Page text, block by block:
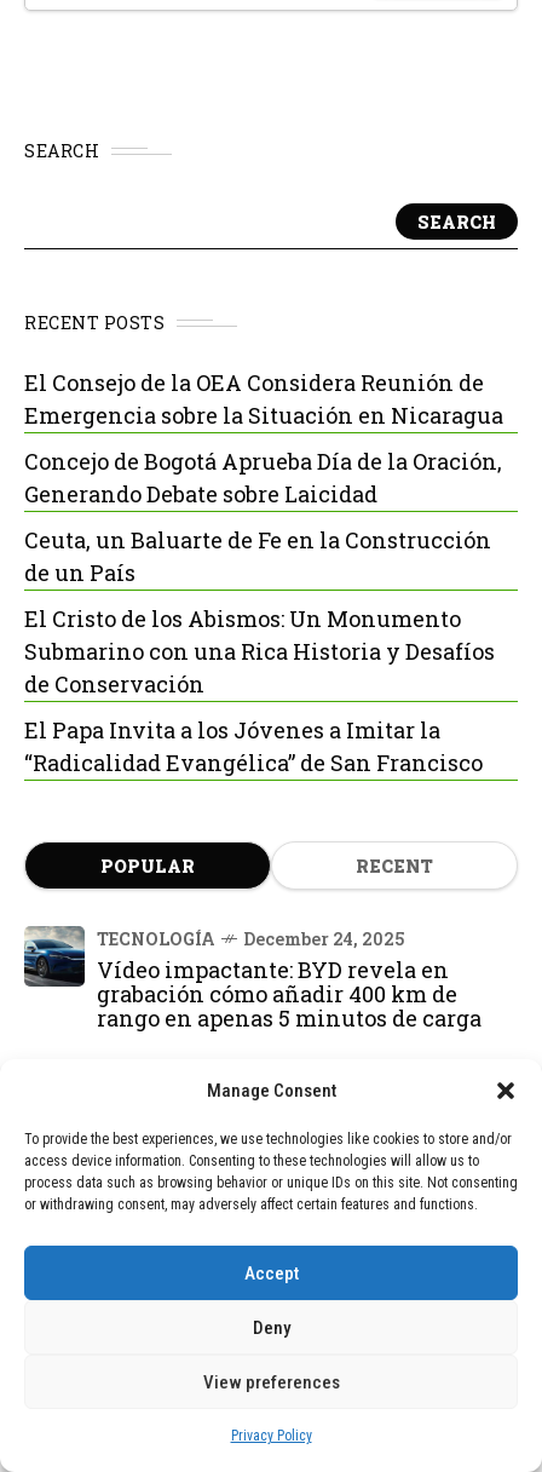
Manage Consent
To provide the best experiences, we use technologies like cookies to store and/or
access device information. Consenting to these technologies will allow us to
process data such as browsing behavior or unique IDs on this site. Not consenting
or withdrawing consent, may adversely affect certain features and functions.
Accept
Deny
View preferences
Privacy Policy
SEARCH
SEARCH
RECENT POSTS
El Consejo de la OEA Considera Reunión de
Emergencia sobre la Situación en Nicaragua
Concejo de Bogotá Aprueba Día de la Oración,
Generando Debate sobre Laicidad
Ceuta, un Baluarte de Fe en la Construcción
de un País
El Cristo de los Abismos: Un Monumento
Submarino con una Rica Historia y Desafíos
de Conservación
El Papa Invita a los Jóvenes a Imitar la
“Radicalidad Evangélica” de San Francisco
POPULAR RECENT
TECNOLOGÍA December 24, 2025
Vídeo impactante: BYD revela en
grabación cómo añadir 400 km de
rango en apenas 5 minutos de carga
TECNOLOGÍA February 9, 2026
Motor de 800 W, rango de 45 km y
ruedas todo terreno: este scooter cuesta
solo 300 euros y representa una
adquisición impresionante
BLOG December 24, 2025
GAME se Une a la Oferta de Balizas V16
Geolocalizadas, Obligatorias a Partir de
December 24, 2025
de Ancianos de Pensilvania Deja al